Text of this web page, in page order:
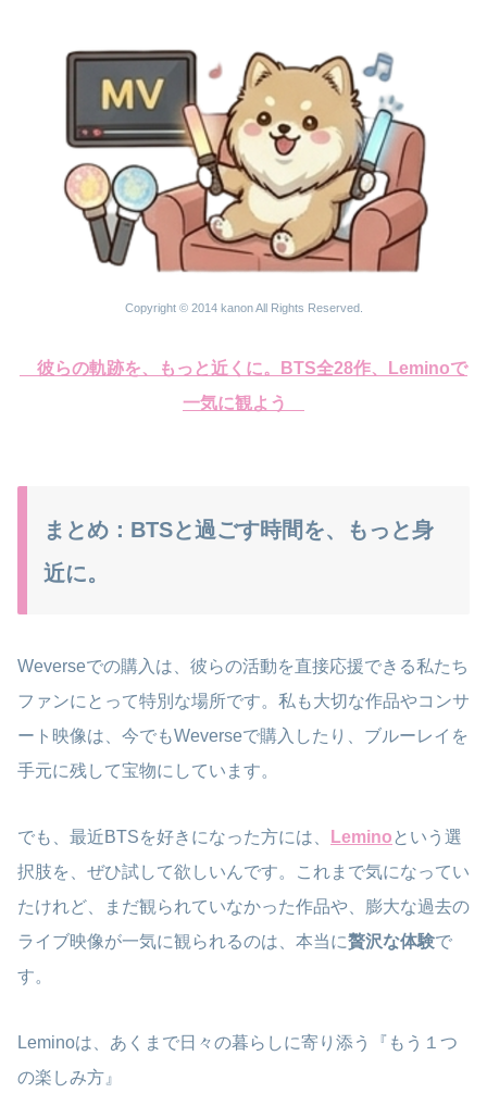
Copyright © 2014 kanon All Rights Reserved.
彼らの軌跡を、もっと近くに。BTS全28作、Leminoで
一気に観よう
まとめ：BTSと過ごす時間を、もっと身
近に。
Weverseでの購入は、彼らの活動を直接応援できる私たち
ファンにとって特別な場所です。私も大切な作品やコンサ
ート映像は、今でもWeverseで購入したり、ブルーレイを
手元に残して宝物にしています。
でも、最近BTSを好きになった方には、 Lemino という選
択肢を、ぜひ試して欲しいんです。これまで気になってい
たけれど、まだ観られていなかった作品や、膨大な過去の
ライブ映像が一気に観られるのは、本当に贅沢な体験で
す。
Leminoは、あくまで日々の暮らしに寄り添う『もう１つ
の楽しみ方』